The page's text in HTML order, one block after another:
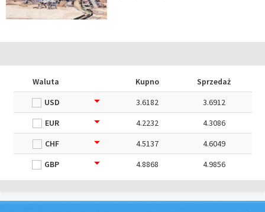
Waluta Kupno
Sprzedaż
USD
3.6182
3.6912
EUR
4.2232
4.3086
CHF
4.5137
4.6049
GBP
4.8868 4.9856